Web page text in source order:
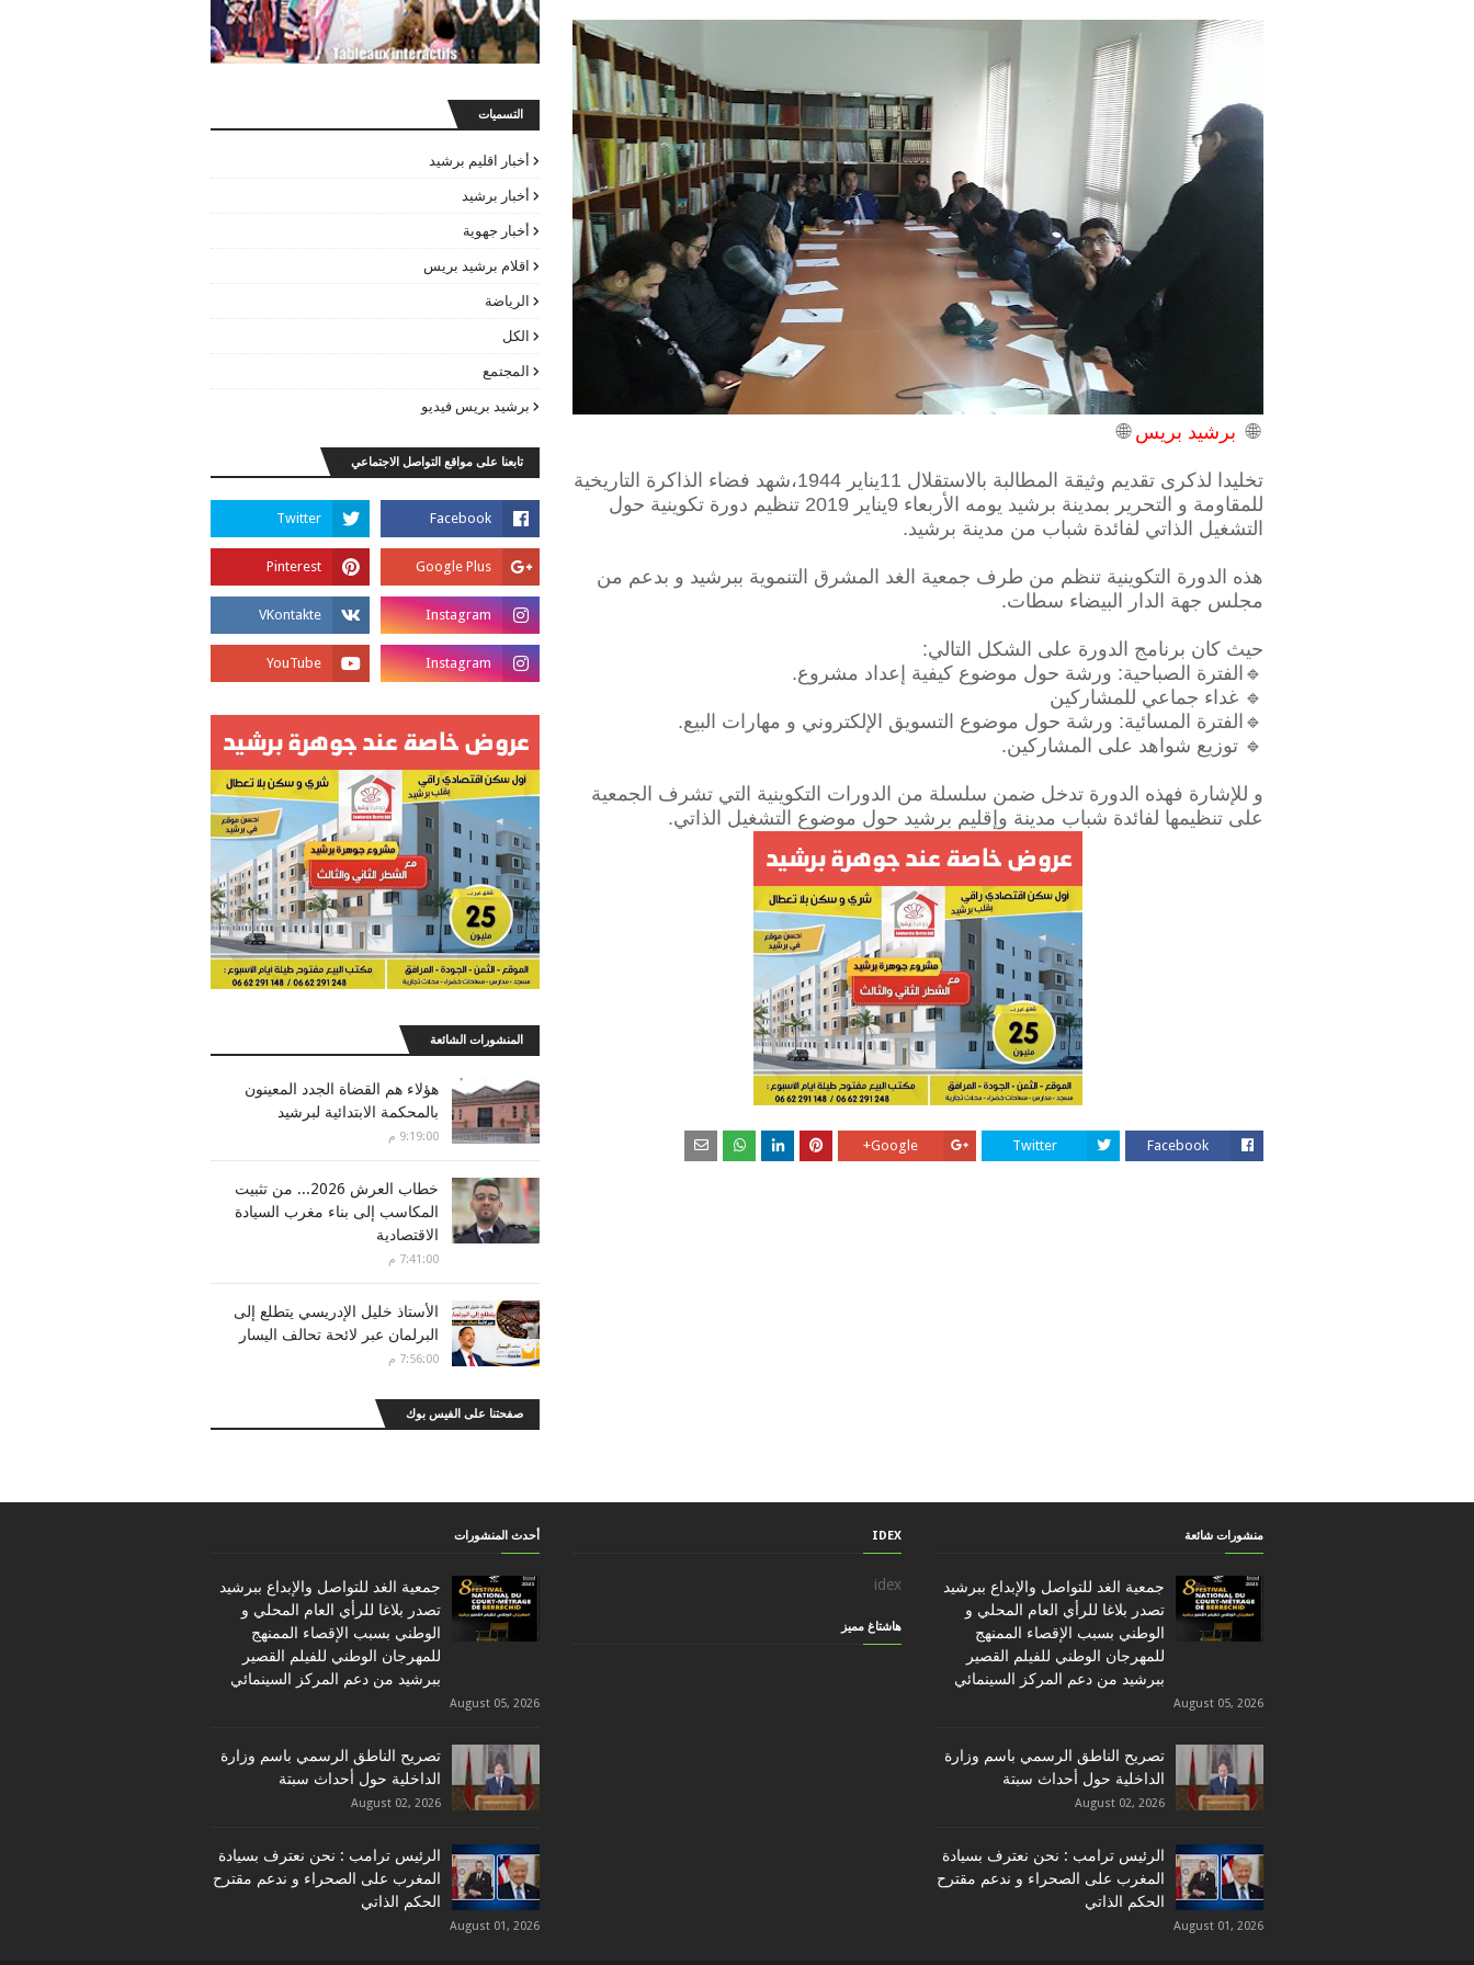
🌐 برشيد بريس 🌐
تخليدا لذكرى تقديم وثيقة المطالبة بالاستقلال 11يناير 1944،شهد فضاء الذاكرة التاريخية
للمقاومة و التحرير بمدينة برشيد يومه الأربعاء 9يناير 2019 تنظيم دورة تكوينية حول
التشغيل الذاتي لفائدة شباب من مدينة برشيد.
هذه الدورة التكوينية تنظم من طرف جمعية الغد المشرق التنموية ببرشيد و بدعم من
مجلس جهة الدار البيضاء سطات.
حيث كان برنامج الدورة على الشكل التالي:
🔹️الفترة الصباحية: ورشة حول موضوع كيفية إعداد مشروع.
🔹️ غداء جماعي للمشاركين
🔹️الفترة المسائية: ورشة حول موضوع التسويق الإلكتروني و مهارات البيع.
🔹️ توزيع شواهد على المشاركين.
و للإشارة فهذه الدورة تدخل ضمن سلسلة من الدورات التكوينية التي تشرف الجمعية
على تنظيمها لفائدة شباب مدينة وإقليم برشيد حول موضوع التشغيل الذاتي.
Facebook
Twitter
Google+
التسميات
أخبار اقليم برشيد
أخبار برشيد
أخبار جهوية
اقلام برشيد بريس
الرياضة
الكل
المجتمع
برشيد بريس فيديو
تابعنا على مواقع التواصل الاجتماعي
المنشورات الشائعة
هؤلاء هم القضاة الجدد المعينون
بالمحكمة الابتدائية لبرشيد
9:19:00 م
خطاب العرش 2026... من تثبيت
المكاسب إلى بناء مغرب السيادة
الاقتصادية
7:41:00 م
الأستاذ خليل الإدريسي يتطلع إلى
البرلمان عبر لائحة تحالف اليسار
7:56:00 م
صفحتنا على الفيس بوك
منشورات شائعة
جمعية الغد للتواصل والإبداع ببرشيد
تصدر بلاغا للرأي العام المحلي و
الوطني بسبب الإقصاء الممنهج
للمهرجان الوطني للفيلم القصير
ببرشيد من دعم المركز السينمائي
August 05, 2026
تصريح الناطق الرسمي باسم وزارة
الداخلية حول أحداث سبتة
August 02, 2026
الرئيس ترامب : نحن نعترف بسيادة
المغرب على الصحراء و ندعم مقترح
الحكم الذاتي
August 01, 2026
IDEX
idex
هاشتاغ مميز
أحدث المنشورات
جمعية الغد للتواصل والإبداع ببرشيد
تصدر بلاغا للرأي العام المحلي و
الوطني بسبب الإقصاء الممنهج
للمهرجان الوطني للفيلم القصير
ببرشيد من دعم المركز السينمائي
August 05, 2026
تصريح الناطق الرسمي باسم وزارة
الداخلية حول أحداث سبتة
August 02, 2026
الرئيس ترامب : نحن نعترف بسيادة
المغرب على الصحراء و ندعم مقترح
الحكم الذاتي
August 01, 2026